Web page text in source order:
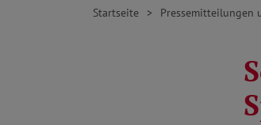
Startseite Pressemitteilungen